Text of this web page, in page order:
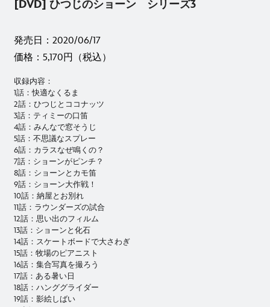
[DVD] ひつじのショーン シリーズ3
発売日：2020/06/17
価格：5,170円（税込）
収録内容：
1話：快適なくるま
2話：ひつじとココナッツ
3話：ティミーの口笛
4話：みんなで窓そうじ
5話：不思議なスプレー
6話：カラスなぜ鳴くの？
7話：ショーンがピンチ？
8話：ショーンとカモ笛
9話：ショーン大作戦！
10話：納屋とお別れ
11話：ラウンダーズの試合
12話：思い出のフィルム
13話：ショーンと化石
14話：スケートボードで大さわぎ
15話：牧場のピアニスト
16話：集合写真を撮ろう
17話：ある暑い日
18話：ハンググライダー
19話：影絵しばい